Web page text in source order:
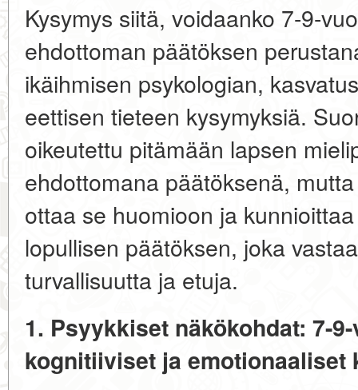
Kysymys siitä, voidaanko 7-9-
ehdottoman päätöksen
ikäihmisen psykologian,
eettisen tieteen kysymyksiä.
oikeutettu pitämään lapsen
ehdottomana päätöksenä,
ottaa se huomioon ja
lopullisen päätöksen, joka
turvallisuutta ja etuja.
1. Psyykkiset näkökohdat: 7-
kognitiiviset ja emotionaaliset